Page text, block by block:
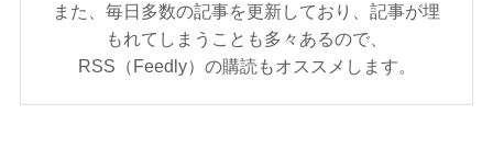
また、毎日多数の記事を更新しており、記事が埋
もれてしまうことも多々あるので、
RSS（Feedly）の購読もオススメします。